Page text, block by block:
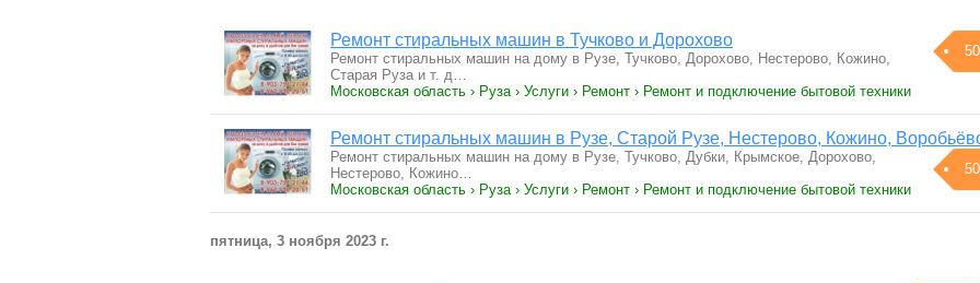
Ремонт стиральных машин в Тучково и Дорохово
Ремонт стиральных машин на дому в Рузе, Тучково, Дорохово, Нестерово, Кожино,
Старая Руза и т. д…
Московская область › Руза › Услуги › Ремонт › Ремонт и подключение бытовой техники
Ремонт стиральных машин в Рузе, Старой Рузе, Нестерово, Кожино,
Ремонт стиральных машин на дому в Рузе, Тучково, Дубки, Крымское, Дорохово,
Нестерово, Кожино…
Московская область › Руза › Услуги › Ремонт › Ремонт и подключение бытовой техники
пятница, 3 ноября 2023 г.